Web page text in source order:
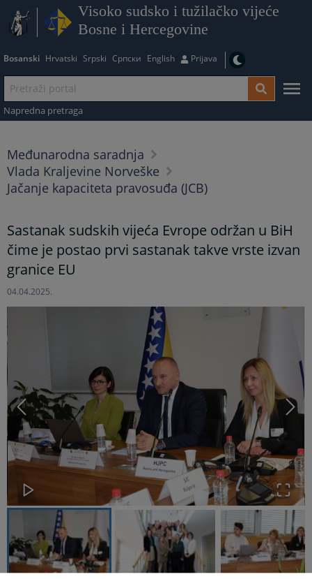
Visoko sudsko i tužilačko vijeće
Bosne i Hercegovine
Bosanski Hrvatski Srpski Српски English Prijava
Napredna pretraga
Međunarodna saradnja
Vlada Kraljevine Norveške
Jačanje kapaciteta pravosuđa (JCB)
Sastanak sudskih vijeća Evrope održan u BiH
čime je postao prvi sastanak takve vrste izvan
granice EU
04.04.2025.